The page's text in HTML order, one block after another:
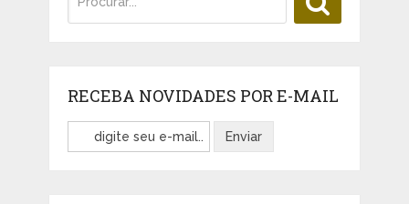
RECEBA NOVIDADES POR E-MAIL